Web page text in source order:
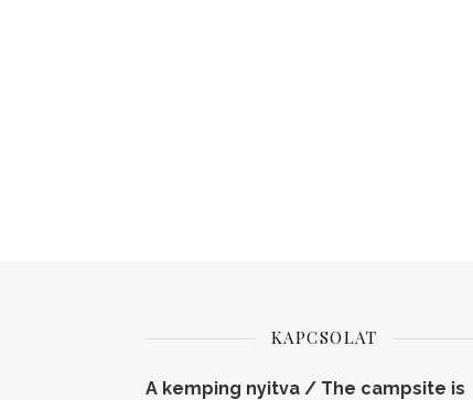
KAPCSOLAT
A kemping nyitva / The campsite is